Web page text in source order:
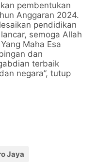
pembentukan
Anggaran 2024.
pendidikan
semoga Allah
Maha Esa
dan
terbaik
negara”, tutup
Jaya